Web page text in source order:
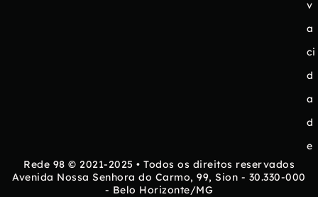
v
a
ci
d
a
d
e
Rede 98 © 2021-2025 • Todos os direitos reservados
Avenida Nossa Senhora do Carmo, 99, Sion - 30.330-000
- Belo Horizonte/MG